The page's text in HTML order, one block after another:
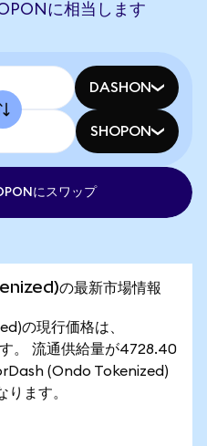
に相当します
DASHON
SHOPON
にスワップ
の最新市場情報
の現行価格は、
。 流通供給量が4728.40
(Ondo Tokenized)
ります。